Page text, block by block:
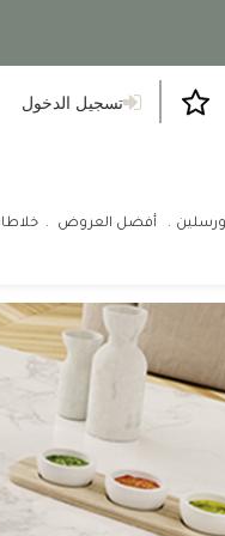
تسجيل الدخول
أفضل العروض